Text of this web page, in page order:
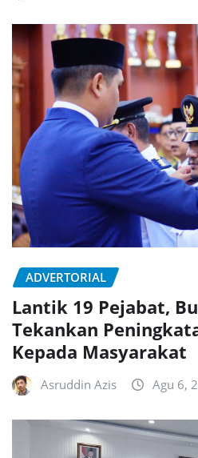
ADVERTORIAL
Lantik 19 Pejabat,
Tekankan
Kepada Masyarakat
Asruddin Azis Agu 6,